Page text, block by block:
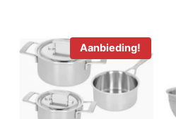
Aanbieding!